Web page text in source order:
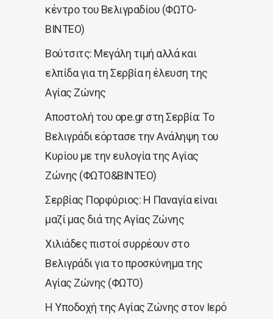
κέντρο του Βελιγραδίου (ΦΩΤΟ-
ΒΙΝΤΕΟ)
Βούτσιτς: Μεγάλη τιμή αλλά και
ελπίδα για τη Σερβία η έλευση της
Αγίας Ζώνης
Αποστολή του ope.gr στη Σερβία: Το
Βελιγράδι εόρτασε την Ανάληψη του
Κυρίου με την ευλογία της Αγίας
Ζώνης (ΦΩΤΟ&BINTEO)
Σερβίας Πορφύριος: Η Παναγία είναι
μαζί μας διά της Αγίας Ζώνης
Χιλιάδες πιστοί συρρέουν στο
Βελιγράδι για το προσκύνημα της
Αγίας Ζώνης (ΦΩΤΟ)
Η Υποδοχή της Αγίας Ζώνης στον Ιερό